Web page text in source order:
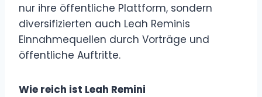
nur ihre öffentliche Plattform, sondern
diversifizierten auch Leah Reminis
Einnahmequellen durch Vorträge und
öffentliche Auftritte.
Wie reich ist Leah Remini